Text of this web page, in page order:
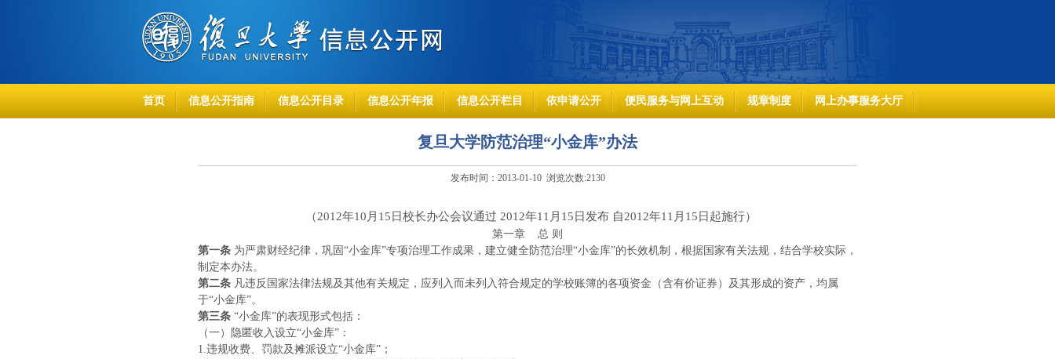
首页 信息公开指南 信息公开目录 信息公开年报 信息公开栏目 依申请公开 便民服务与网上互动 规章制度 网上办事服务大厅
复旦大学防范治理“小金库”办法
发布时间：2013-01-10 浏览次数:2130
（2012年10月15日校长办公会议通过 2012年11月15日发布 自2012年11月15日起施行）
第一章 总 则
第一条 为严肃财经纪律，巩固“小金库”专项治理工作成果，建立健全防范治理“小金库”的长效机制，根据国家有关法规，结合学校实际，
制定本办法。
第二条 凡违反国家法律法规及其他有关规定，应列入而未列入符合规定的学校账簿的各项资金（含有价证券）及其形成的资产，均属
于“小金库”。
第三条 “小金库”的表现形式包括：
（一）隐匿收入设立“小金库”：
1.违规收费、罚款及摊派设立“小金库”；